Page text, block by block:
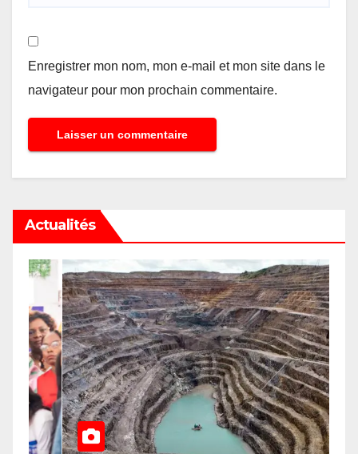
Enregistrer mon nom, mon e-mail et mon site dans le
navigateur pour mon prochain commentaire.
Actualités